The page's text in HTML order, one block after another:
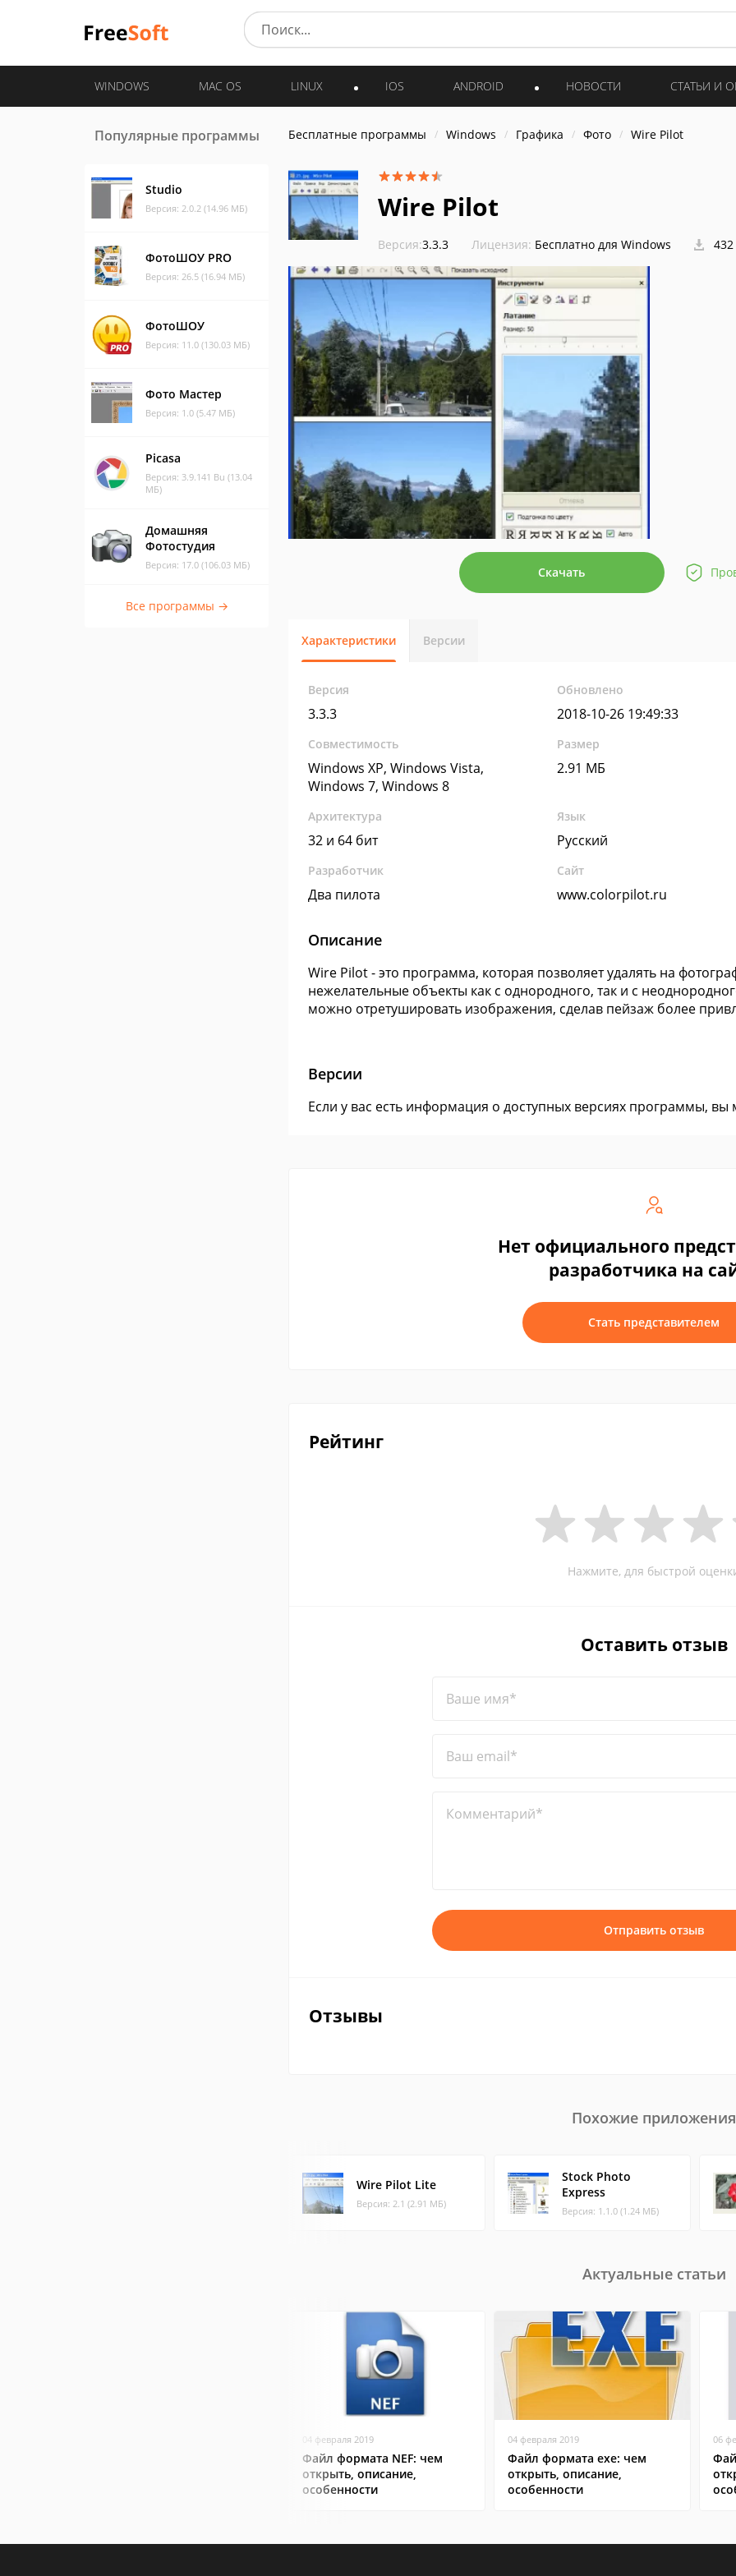
WINDOWS MAC OS LINUX IOS ANDROID НОВОСТИ СТАТЬИ И
Популярные программы
Studio
Версия: 2.0.2 (14.96 МБ)
ФотоШОУ PRO
Версия: 26.5 (16.94 МБ)
ФотоШОУ
Версия: 11.0 (130.03 МБ)
Фото Мастер
Версия: 1.0 (5.47 МБ)
Picasa
Версия: 3.9.141 Bu (13.04
МБ)
Домашняя
Фотостудия
Версия: 17.0 (106.03 МБ)
Все программы →
Бесплатные программы Windows Графика Фото Wire Pilot
Wire Pilot
Версия:3.3.3 Лицензия: Бесплатно для Windows
Скачать
Характеристики Версии
Версия
3.3.3
Обновлено
2018-10-26 19:49:33
Совместимость
Windows XP, Windows Vista,
Windows 7, Windows 8
Размер
2.91 МБ
Архитектура
32 и 64 бит
Язык
Русский
Разработчик
Два пилота
Сайт
www.colorpilot.ru
Описание
Wire Pilot - это программа, которая позволяет удалять на
нежелательные объекты как с однородного, так и с
можно отретушировать изображения, сделав пейзаж более
Версии
Если у вас есть информация о доступных версиях программы,
Нет официального
разработчика на
Стать представителем
Рейтинг
Нажмите, для быстрой
Оставить отзыв
Ваше имя*
Ваш email*
Комментарий*
Отправить отзыв
Отзывы
Похожие приложения
Wire Pilot Lite
Версия: 2.1 (2.91 МБ)
Stock Photo
Express
Версия: 1.1.0 (1.24 МБ)
Актуальные статьи
04 февраля 2019
Файл формата NEF: чем
открыть, описание,
особенности
04 февраля 2019
Файл формата exe: чем
открыть, описание,
особенности
06